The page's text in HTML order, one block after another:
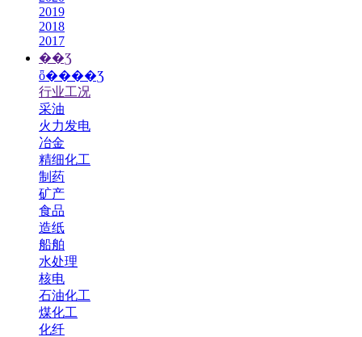
2019
2018
2017
��Ʒ
ȫ����Ʒ
行业工况
采油
火力发电
冶金
精细化工
制药
矿产
食品
造纸
船舶
水处理
核电
石油化工
煤化工
化纤